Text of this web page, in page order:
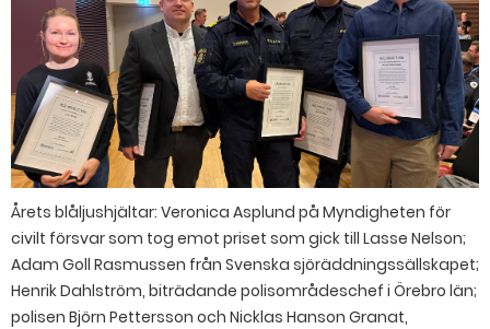
Årets blåljushjältar: Veronica Asplund på Myndigheten för
civilt försvar som tog emot priset som gick till Lasse Nelson;
Adam Goll Rasmussen från Svenska sjöräddningssällskapet;
Henrik Dahlström, biträdande polisområdeschef i Örebro län;
polisen Björn Pettersson och Nicklas Hanson Granat,